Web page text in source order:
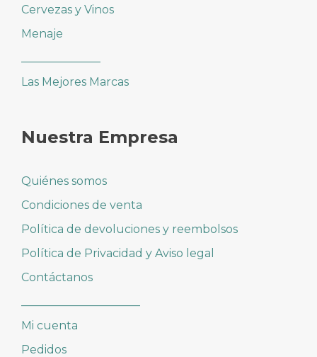
Cervezas y Vinos
Menaje
Las Mejores Marcas
Nuestra Empresa
Quiénes somos
Condiciones de venta
Política de devoluciones y reembolsos
Política de Privacidad y Aviso legal
Contáctanos
Mi cuenta
Pedidos